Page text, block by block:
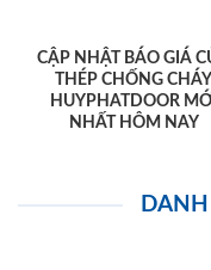
CẬP NHẬT BÁO GIÁ
THÉP CHỐNG CHÁY
HUYPHATDOOR MỚI
NHẤT HÔM NAY